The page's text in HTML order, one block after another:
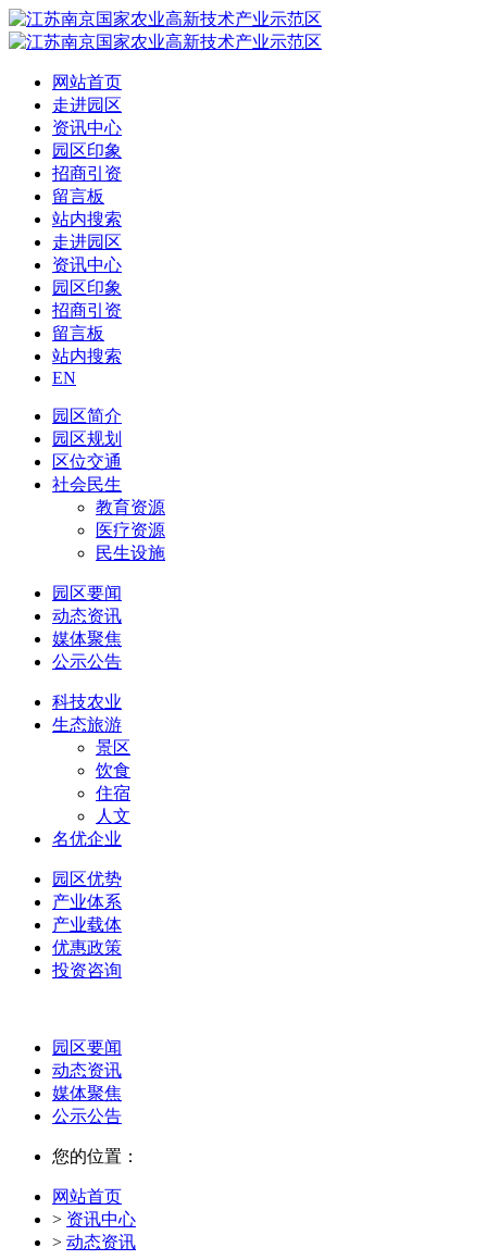
网站首页
走进园区
资讯中心
园区印象
招商引资
留言板
站内搜索
走进园区
资讯中心
园区印象
招商引资
留言板
站内搜索
EN
园区简介
园区规划
区位交通
社会民生
教育资源
医疗资源
民生设施
园区要闻
动态资讯
媒体聚焦
公示公告
科技农业
生态旅游
景区
饮食
住宿
人文
名优企业
园区优势
产业体系
产业载体
优惠政策
投资咨询
园区要闻
动态资讯
媒体聚焦
公示公告
您的位置：
网站首页
> 资讯中心
> 动态资讯